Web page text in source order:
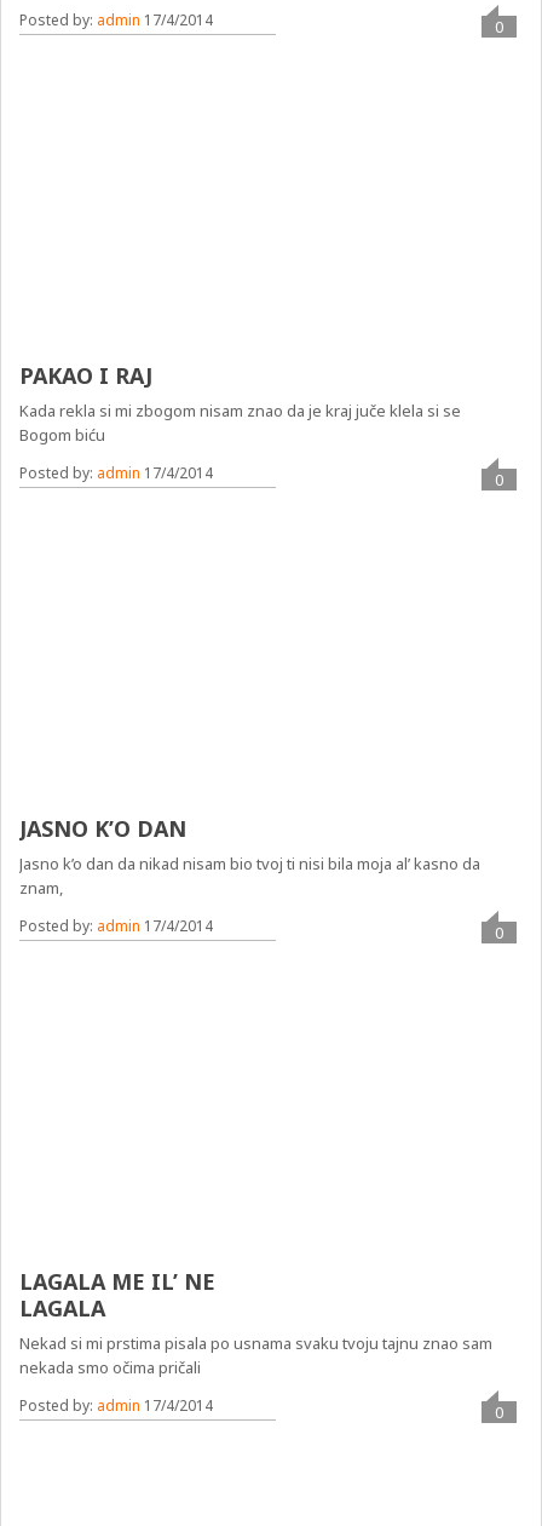
Posted by: admin 17/4/2014 0
PAKAO I RAJ
Kada rekla si mi zbogom nisam znao da je kraj juče klela si se
Bogom biću
Posted by: admin 17/4/2014 0
JASNO K’O DAN
Jasno k’o dan da nikad nisam bio tvoj ti nisi bila moja al’ kasno da
znam,
Posted by: admin 17/4/2014 0
LAGALA ME IL’ NE
LAGALA
Nekad si mi prstima pisala po usnama svaku tvoju tajnu znao sam
nekada smo očima pričali
Posted by: admin 17/4/2014 0